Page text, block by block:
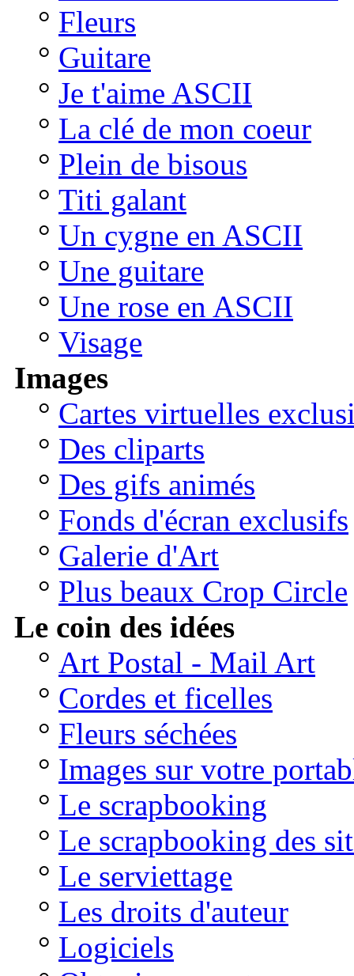
° Fleurs
° Guitare
° Je t'aime ASCII
° La clé de mon coeur
° Plein de bisous
° Titi galant
° Un cygne en ASCII
° Une guitare
° Une rose en ASCII
° Visage
Images
° Cartes virtuelles
° Des cliparts
° Des gifs animés
° Fonds d'écran exclusifs
° Galerie d'Art
° Plus beaux Crop Circle
Le coin des idées
° Art Postal - Mail Art
° Cordes et ficelles
° Fleurs séchées
° Images sur votre
° Le scrapbooking
° Le scrapbooking des
° Le serviettage
° Les droits d'auteur
° Logiciels